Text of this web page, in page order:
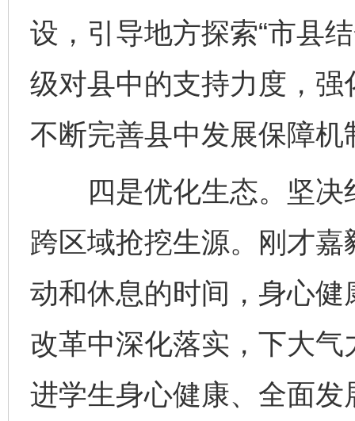
设，引导地方探索“市县
级对县中的支持力度，
不断完善县中发展保障机
四是优化生态。坚决
跨区域抢挖生源。刚才
动和休息的时间，身心
改革中深化落实，下大
进学生身心健康、全面发